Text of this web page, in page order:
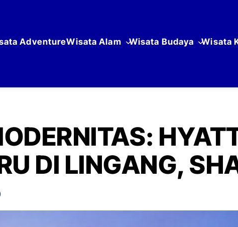
AdventureWisata Alam Wisata Budaya Wisata
DI LINGANG,